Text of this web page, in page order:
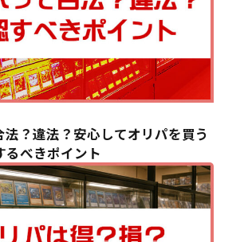
法？違法？安心してオリパを買う
るべきポイント